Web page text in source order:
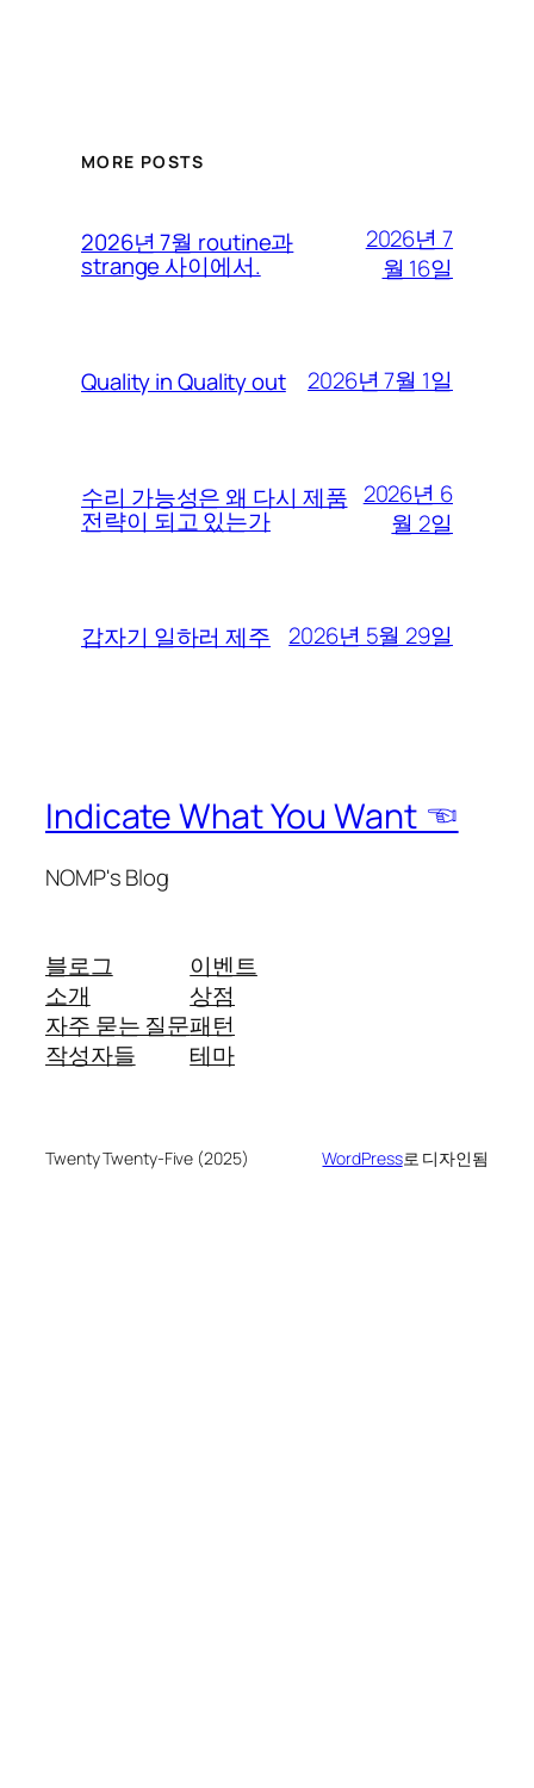
MORE POSTS
2026년 7월 routine과
strange 사이에서.
2026년 7
월 16일
Quality in Quality out 2026년 7월 1일
수리 가능성은 왜 다시 제품
전략이 되고 있는가
2026년 6
월 2일
갑자기 일하러 제주 2026년 5월 29일
Indicate What You Want ☜
NOMP's Blog
블로그
소개
자주 묻는 질문
작성자들
이벤트
상점
패턴
테마
Twenty Twenty-Five (2025) WordPress로 디자인됨